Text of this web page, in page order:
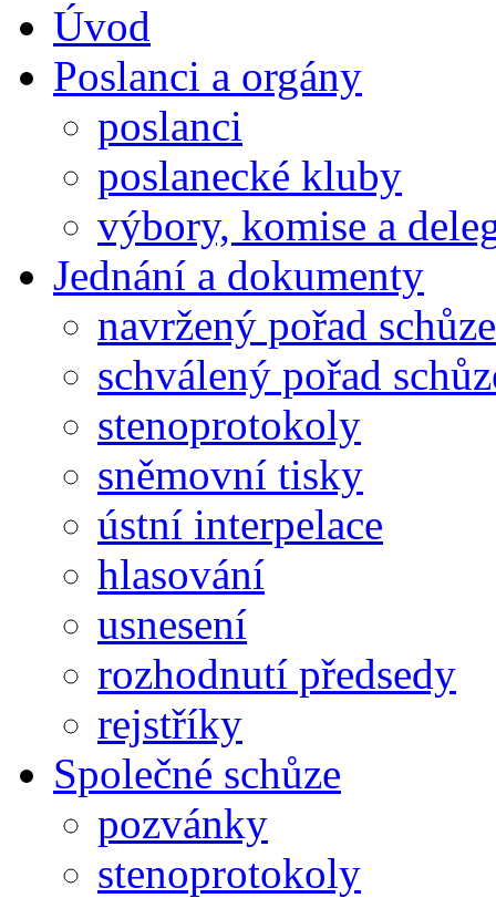
Úvod
Poslanci a orgány
poslanci
poslanecké kluby
výbory, komise a
Jednání a dokumenty
navržený pořad schůze
schválený pořad
stenoprotokoly
sněmovní tisky
ústní interpelace
hlasování
usnesení
rozhodnutí předsedy
rejstříky
Společné schůze
pozvánky
stenoprotokoly